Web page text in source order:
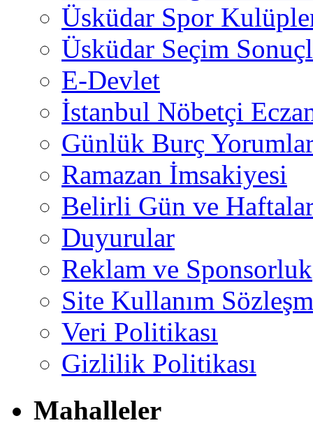
Üsküdar Spor
Üsküdar Seçim
E-Devlet
İstanbul Nöbetçi
Günlük Burç
Ramazan İmsakiyesi
Belirli Gün ve
Duyurular
Reklam ve Sponsorluk
Site Kullanım
Veri Politikası
Gizlilik Politikası
Mahalleler